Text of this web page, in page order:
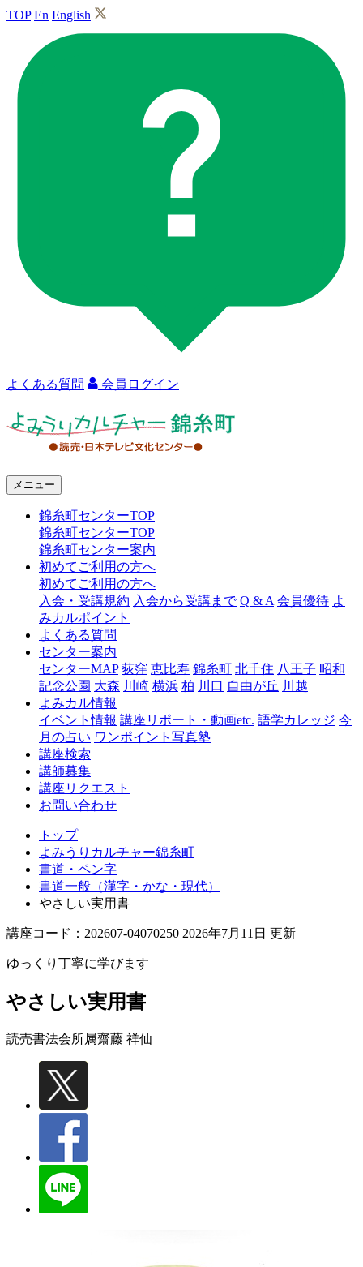
TOP En English
よくある質問 会員ログイン
ャ
糸
メニュー
錦糸町センターTOP
錦糸町センターTOP
錦糸町センター案内
初めてご利用の方へ
初めてご利用の方へ
入会・受講規約 入会から受講まで Q & A 会員優待 よ
みカルポイント
よくある質問
センター案内
センターMAP 荻窪 恵比寿 錦糸町 北千住 八王子 昭和
記念公園 大森 川崎 横浜 柏 川口 自由が丘 川越
よみカル情報
イベント情報 講座リポート・動画etc. 語学カレッジ 今
月の占い ワンポイント写真塾
講座検索
講師募集
講座リクエスト
お問い合わせ
トップ
よみうりカルチャー錦糸町
書道・ペン字
書道一般（漢字・かな・現代）
やさしい実用書
講座コード：202607-04070250 2026年7月11日 更新
ゆっくり丁寧に学びます
やさしい実用書
読売書法会所属齋藤 祥仙